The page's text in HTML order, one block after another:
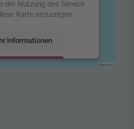
der Nutzung des Service
Karte anzuzeigen.
Informationen